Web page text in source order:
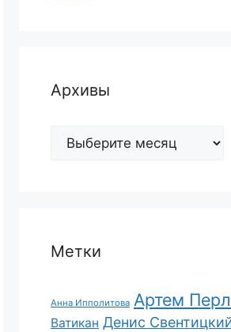
Архивы
Архивы
Метки
Анна Ипполитова Артем
Ватикан Денис